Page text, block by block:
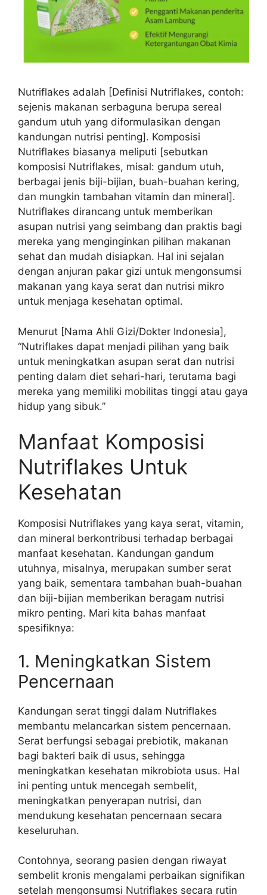
Nutriflakes adalah [Definisi Nutriflakes, contoh:
sejenis makanan serbaguna berupa sereal
gandum utuh yang diformulasikan dengan
kandungan nutrisi penting]. Komposisi
Nutriflakes biasanya meliputi [sebutkan
komposisi Nutriflakes, misal: gandum utuh,
berbagai jenis biji-bijian, buah-buahan kering,
dan mungkin tambahan vitamin dan mineral].
Nutriflakes dirancang untuk memberikan
asupan nutrisi yang seimbang dan praktis bagi
mereka yang menginginkan pilihan makanan
sehat dan mudah disiapkan. Hal ini sejalan
dengan anjuran pakar gizi untuk mengonsumsi
makanan yang kaya serat dan nutrisi mikro
untuk menjaga kesehatan optimal.
Menurut [Nama Ahli Gizi/Dokter Indonesia],
“Nutriflakes dapat menjadi pilihan yang baik
untuk meningkatkan asupan serat dan nutrisi
penting dalam diet sehari-hari, terutama bagi
mereka yang memiliki mobilitas tinggi atau gaya
hidup yang sibuk.”
Manfaat Komposisi
Nutriflakes Untuk
Kesehatan
Komposisi Nutriflakes yang kaya serat, vitamin,
dan mineral berkontribusi terhadap berbagai
manfaat kesehatan. Kandungan gandum
utuhnya, misalnya, merupakan sumber serat
yang baik, sementara tambahan buah-buahan
dan biji-bijian memberikan beragam nutrisi
mikro penting. Mari kita bahas manfaat
spesifiknya:
1. Meningkatkan Sistem
Pencernaan
Kandungan serat tinggi dalam Nutriflakes
membantu melancarkan sistem pencernaan.
Serat berfungsi sebagai prebiotik, makanan
bagi bakteri baik di usus, sehingga
meningkatkan kesehatan mikrobiota usus. Hal
ini penting untuk mencegah sembelit,
meningkatkan penyerapan nutrisi, dan
mendukung kesehatan pencernaan secara
keseluruhan.
Contohnya, seorang pasien dengan riwayat
sembelit kronis mengalami perbaikan signifikan
setelah mengonsumsi Nutriflakes secara rutin